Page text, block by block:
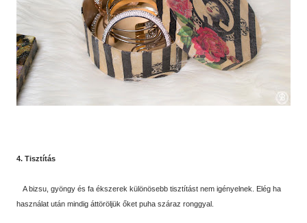
4. Tisztítás
A bizsu, gyöngy és fa ékszerek különösebb tisztítást nem igényelnek. Elég ha
használat után mindig áttöröljük őket puha száraz ronggyal.